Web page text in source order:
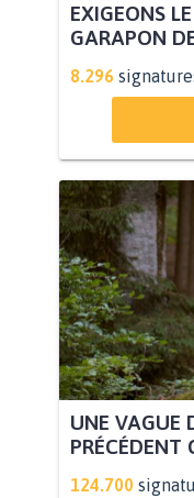
EXIGEONS
GARAPON
8.296
UNE VAGUE
PRÉCÉDENT
124.700